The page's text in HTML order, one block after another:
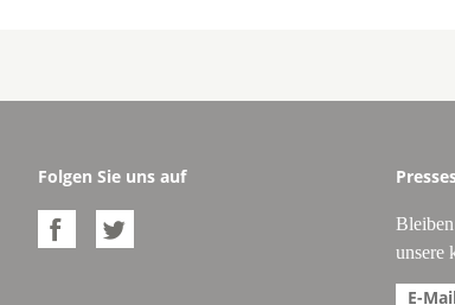
Folgen Sie uns auf
 
unsere